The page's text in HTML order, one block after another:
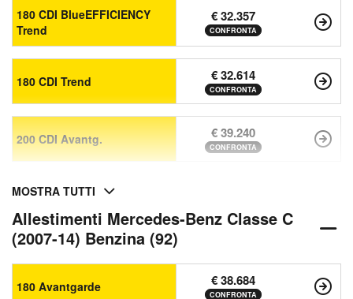
180 CDI BlueEFFICIENCY
Trend
€ 32.357
CONFRONTA
180 CDI Trend € 32.614
CONFRONTA
200 CDI Avantg. € 39.240
CONFRONTA
MOSTRA TUTTI
Allestimenti Mercedes-Benz Classe C
(2007-14) Benzina (92)
180 Avantgarde € 38.684
CONFRONTA